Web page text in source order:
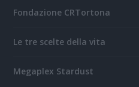
Fondazione CRTortona
Le tre scelte della vita
Megaplex Stardust